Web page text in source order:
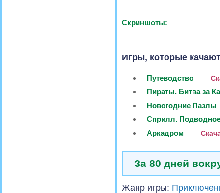
Скриншоты:
Игры, которые
Путеводство
Пираты. Битва за
Новогодние Пазлы
Сприлл.
Аркадром
За 80 дней
Жанр игры: